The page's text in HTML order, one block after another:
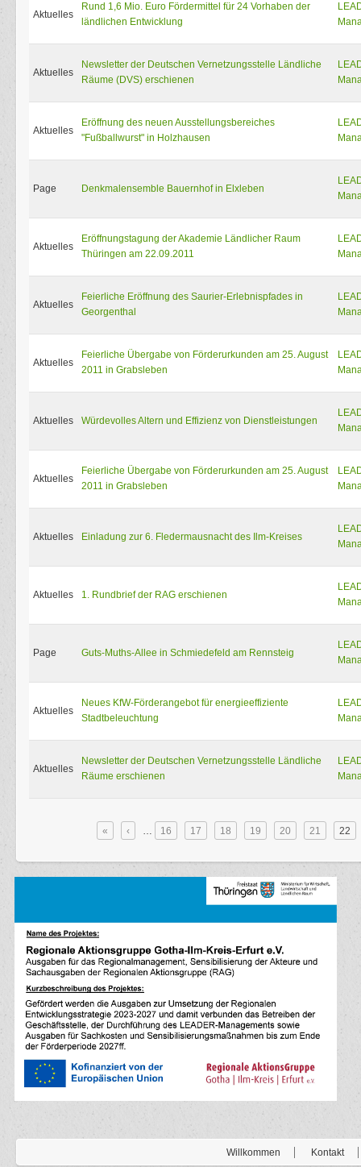
Aktuelles
Rund 1,6 Mio. Euro Fördermittel für 24 Vorhaben der
ländlichen Entwicklung
Aktuelles
Newsletter der Deutschen Vernetzungsstelle Ländliche
Räume (DVS) erschienen
Aktuelles
Eröffnung des neuen Ausstellungsbereiches
"Fußballwurst" in Holzhausen
Page Denkmalensemble Bauernhof in Elxleben
Aktuelles
Eröffnungstagung der Akademie Ländlicher Raum
Thüringen am 22.09.2011
Aktuelles
Feierliche Eröffnung des Saurier-Erlebnispfades in
Georgenthal
Aktuelles
Feierliche Übergabe von Förderurkunden am 25. August
2011 in Grabsleben
Aktuelles Würdevolles Altern und Effizienz von Dienstleistungen
Aktuelles
Feierliche Übergabe von Förderurkunden am 25. August
2011 in Grabsleben
Aktuelles Einladung zur 6. Fledermausnacht des Ilm-Kreises
Aktuelles 1. Rundbrief der RAG erschienen
Page Guts-Muths-Allee in Schmiedefeld am Rennsteig
Aktuelles
Neues KfW-Förderangebot für energieeffiziente
Stadtbeleuchtung
Aktuelles
Newsletter der Deutschen Vernetzungsstelle Ländliche
Räume erschienen
« ‹ … 16 17 18 19 20 21 22
Willkommen Kontakt